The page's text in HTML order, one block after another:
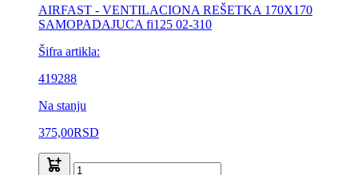
AIRFAST - VENTILACIONA REŠETKA 170X170
SAMOPADAJUCA fi125 02-310
Šifra artikla:
419288
Na stanju
375,00RSD